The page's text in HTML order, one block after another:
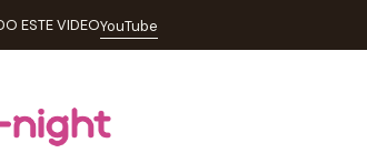
ESTE VIDEOYouTube
Funko Pop The Suicide Squad 1110
Funko Pop